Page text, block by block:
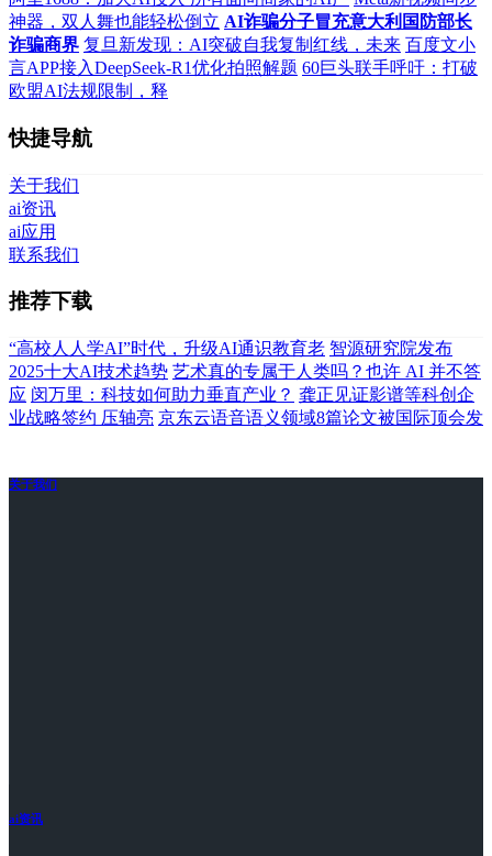
神器，双人舞也能轻松倒立 AI诈骗分子冒充意大利国防部长
诈骗商界 复旦新发现：AI突破自我复制红线，未来 百度文小
言APP接入DeepSeek-R1优化拍照解题 60巨头联手呼吁：打破
欧盟AI法规限制，释
快捷导航
关于我们
ai资讯
ai应用
联系我们
推荐下载
“高校人人学AI”时代，升级AI通识教育老 智源研究院发布
2025十大AI技术趋势 艺术真的专属于人类吗？也许 AI 并不答
应 闵万里：科技如何助力垂直产业？ 龚正见证影谱等科创企
业战略签约 压轴亮 京东云语音语义领域8篇论文被国际顶会发
关于我们
ai资讯